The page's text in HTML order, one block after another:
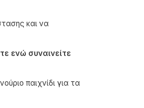
και να
ενώ συναινείτε
παιχνίδι για τα